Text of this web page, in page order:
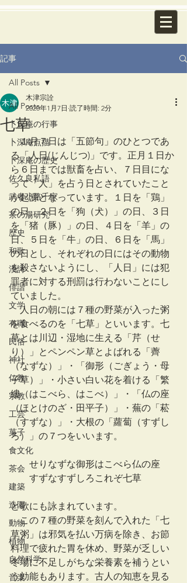
記事
All Posts
卜深庵の行事
卜深庵点描
卜深庵の歴史
佐久良私語
武者小路千家
茶の湯研究
歴史
和歌
漢詩
俳諧
文学
有職
民俗
神社
仏教
宗教
工芸
菓子
食文化
茶会
建築
造園
動物
植物
自然科学
音楽
All Posts
七草
木津宗詮
2020年1月7日 読了時間: 2分
１月７日は「五節句」のひとつであ
る「人日(じんじつ)」です。正月１日か
ら６日までは獣畜を占い、７日目にな
って「人」を占う日とされていたこと
が起源となっています。１日を「鶏」
の日、２日を「狗（犬）」の日、３日
を「猪（豚）」の日、４日を「羊」の
日、５日を「牛」の日、６日を「馬」
の日とし、それぞれの日にはその動物
を殺さないようにし、「人日」には犯
罪者に対する刑罰は行わないことにし
ていました。
人日の朝には７種の野菜が入った粥
を食べるのを「七草」といいます。七
草とは川辺・湿地に生える「芹（せ
り）」とペンペン草とよばれる「薺
（なずな）」・「御形（ごぎょう・母
子草）」・小さい白い花を着ける「繁
縷（はこべら、はこべ）」・「仏の座
（ほとけのざ・田平子）」・蕪の「菘
（すずな）」・大根の「蘿蔔（すずし
ろ）」の７つをいいます。
せりなずな御形はこべら仏の座
すずなすずしろこれぞ七草
と歌にも詠まれています。
この７種の野菜を刻んで入れた「七
草粥」は邪気を払い万病を除き、お節
料理で疲れた胃を休め、野菜が乏しい
冬場に不足しがちな栄養素を補うとい
う効能もあります。古人の知恵を見る